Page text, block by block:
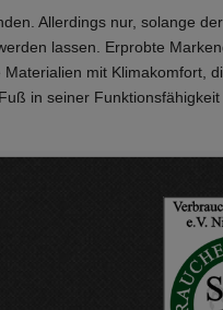
Allerdings nur, solange
lassen. Erprobte
mit Klimakomfort,
in seiner